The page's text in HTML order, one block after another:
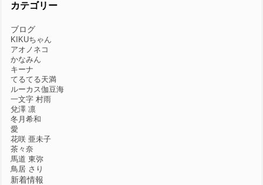
カテゴリー
ブログ
KIKUちゃん
アオノネコ
かなみん
キーナ
てるてる天満
ルーカス伽豆海
一文字 村雨
兌澤 凛
冬月希和
愛
花咲 亜未子
茶々奈
馬道 東弥
鳥居 さり
新着情報